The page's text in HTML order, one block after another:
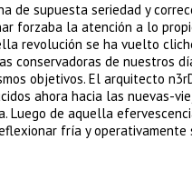
de supuesta seriedad y
forzaba la atención a lo
revolución se ha vuelto
conservadoras de nuestros
objetivos. El arquitecto
ahora hacia las nuevas-
Luego de aquella
fría y